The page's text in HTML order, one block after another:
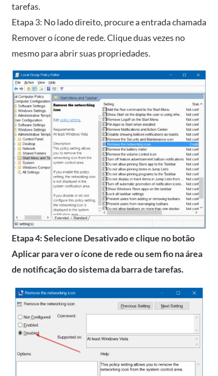
tarefas.
Etapa 3: No lado direito, procure a entrada chamada
Remover o ícone de rede. Clique duas vezes no
mesmo para abrir suas propriedades.
Etapa 4: Selecione Desativado e clique no botão
Aplicar para ver o ícone de rede ou sem fio na área
de notificação do sistema da barra de tarefas.